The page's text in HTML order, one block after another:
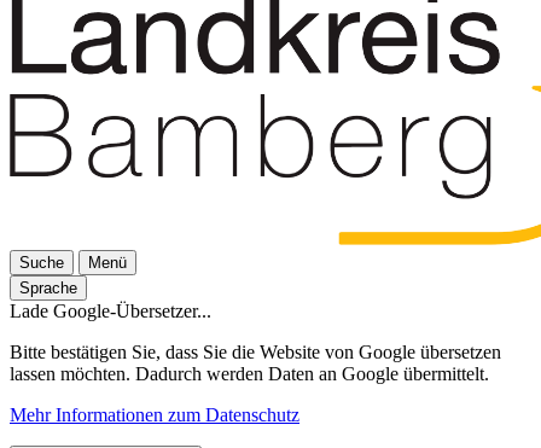
Suche
Menü
Sprache
Lade Google-Übersetzer...
Bitte bestätigen Sie, dass Sie die Website von Google übersetzen
lassen möchten. Dadurch werden Daten an Google übermittelt.
Mehr Informationen zum Datenschutz